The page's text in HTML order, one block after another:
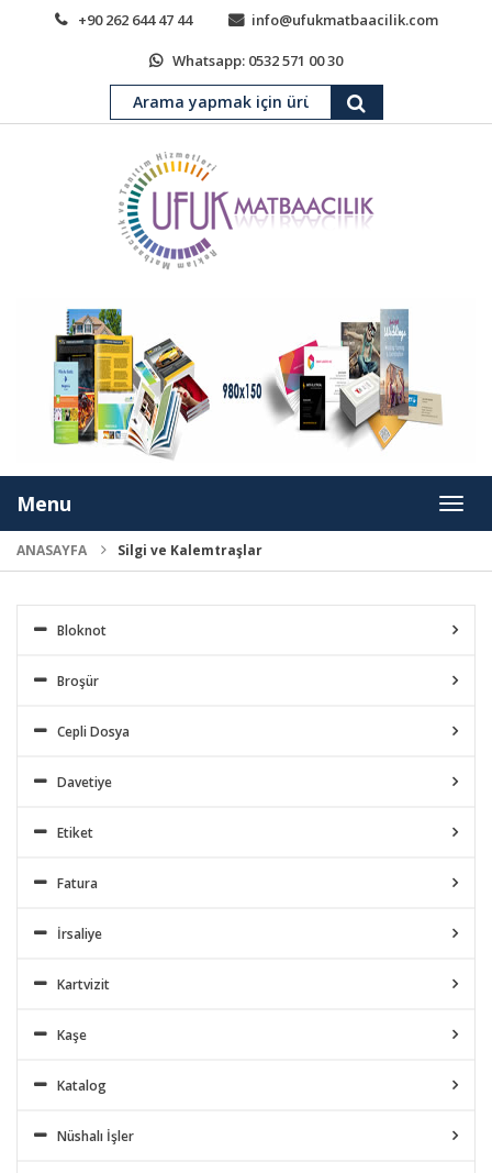
+90 262 644 47 44 info@ufukmatbaacilik.com
Whatsapp: 0532 571 00 30
Toggle
Menu
ANASAYFA Silgi ve Kalemtraşlar
Bloknot
Broşür
Cepli Dosya
Davetiye
Etiket
Fatura
İrsaliye
Kartvizit
Kaşe
Katalog
Nüshalı İşler